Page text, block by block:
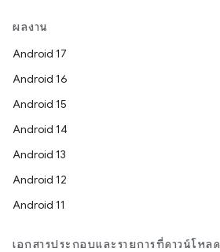
ผลงาน
Android 17
Android 16
Android 15
Android 14
Android 13
Android 12
Android 11
เอกสารประกอบและรายการที่ดาวน์โหลด